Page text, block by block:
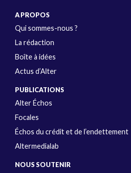
A PROPOS
Qui sommes-nous ?
La rédaction
Boîte à idées
Actus d’Alter
PUBLICATIONS
Alter Échos
Focales
Échos du crédit et de l’endettement
Altermedialab
NOUS SOUTENIR